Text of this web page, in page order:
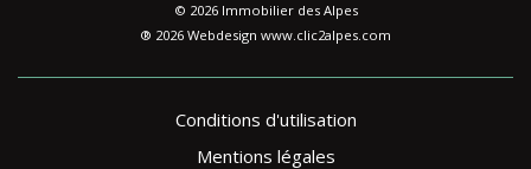
© 2026 Immobilier des Alpes
® 2026 Webdesign www.clic2alpes.com
Conditions d'utilisation
Mentions légales